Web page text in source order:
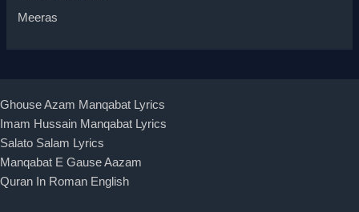
Meeras
Ghouse Azam Manqabat Lyrics
Imam Hussain Manqabat Lyrics
Salato Salam Lyrics
Manqabat E Gause Aazam
Quran In Roman English